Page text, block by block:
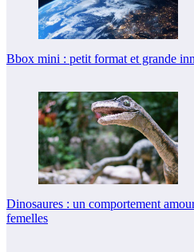
Bbox mini : petit format et grande
Dinosaures : un comportement
femelles